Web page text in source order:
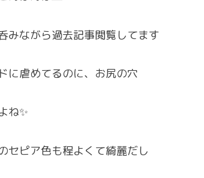
みながら過去記事閲覧してます
に虐めてるのに、お尻の穴
ね✨
セピア色も程よくて綺麗だし